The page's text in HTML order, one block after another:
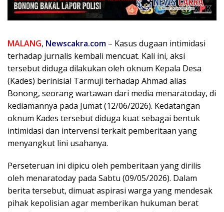
MALANG, Newscakra.com – Kasus dugaan intimidasi
terhadap jurnalis kembali mencuat. Kali ini, aksi
tersebut diduga dilakukan oleh oknum Kepala Desa
(Kades) berinisial Tarmuji terhadap Ahmad alias
Bonong, seorang wartawan dari media menaratoday, di
kediamannya pada Jumat (12/06/2026). Kedatangan
oknum Kades tersebut diduga kuat sebagai bentuk
intimidasi dan intervensi terkait pemberitaan yang
menyangkut lini usahanya.
Perseteruan ini dipicu oleh pemberitaan yang dirilis
oleh menaratoday pada Sabtu (09/05/2026). Dalam
berita tersebut, dimuat aspirasi warga yang mendesak
pihak kepolisian agar memberikan hukuman berat